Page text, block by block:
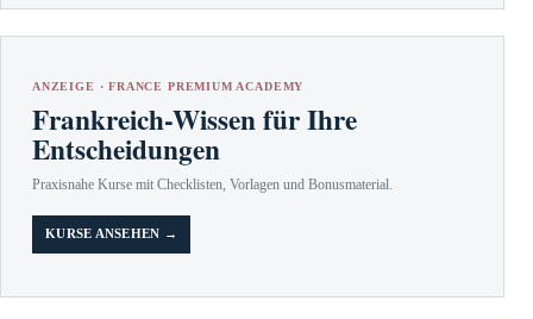
ANZEIGE · FRANCE PREMIUM ACADEMY
Frankreich-Wissen für Ihre
Entscheidungen
Praxisnahe Kurse mit Checklisten, Vorlagen und Bonusmaterial.
KURSE ANSEHEN →